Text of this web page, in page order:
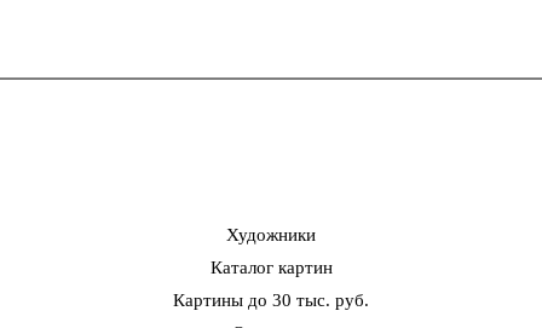
Художники
Каталог картин
Картины до 30 тыс. руб.